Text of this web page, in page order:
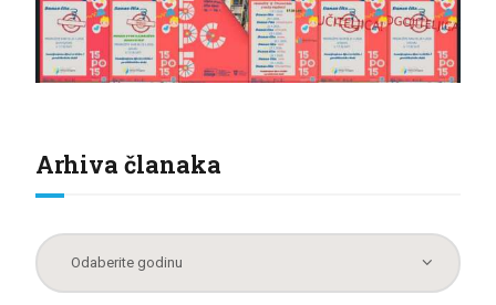
Arhiva članaka